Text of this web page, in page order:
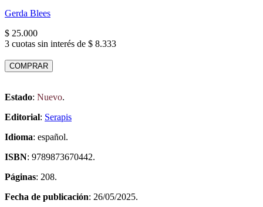
Gerda Blees
$ 25.000
3 cuotas sin interés de $ 8.333
COMPRAR
Estado: Nuevo.
Editorial: Serapis
Idioma: español.
ISBN: 9789873670442.
Páginas: 208.
Fecha de publicación: 26/05/2025.